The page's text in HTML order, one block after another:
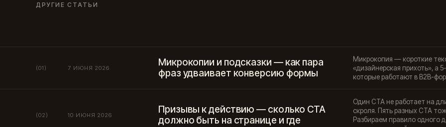
ДРУГИЕ СТАТЬИ
(01) 7 ИЮНЯ 2026
Микрокопии и подсказки — как пара
фраз удваивает конверсию формы
Микрокопия — короткие
«дизайнерская прихоть», а
которые работают в B2B-
(02) 10 ИЮНЯ 2026
Призывы к действию — сколько CTA
должно быть на странице и где
Один CTA не работает на
скроля. Пять разных CTA
Разбираем правило одного